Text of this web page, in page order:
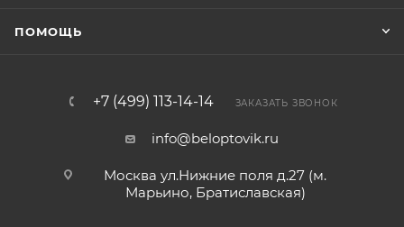
ПОМОЩЬ
+7 (499) 113-14-14 ЗАКАЗАТЬ ЗВОНОК
info@beloptovik.ru
Москва ул.Нижние поля д.27 (м.
Марьино, Братиславская)